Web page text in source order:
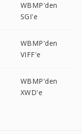
WBMP'den
SGI'e
WBMP'den
VIFF'e
WBMP'den
XWD'e